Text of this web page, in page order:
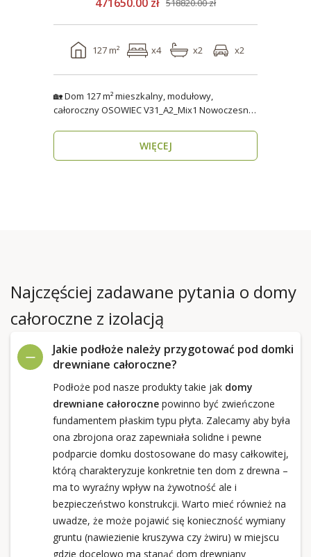
518820.00 zł
127 m² x4 x2 x2
🏡 Dom 127 m² mieszkalny, modułowy,
całoroczny OSOWIEC V31_A2_Mix1 Nowoczesny,
WIĘCEJ
Najczęściej zadawane pytania o domy
całoroczne z izolacją
Jakie podłoże należy przygotować pod domki
drewniane całoroczne?
Podłoże pod nasze produkty takie jak domy
drewniane całorocznepowinno być zwieńczone
fundamentem płaskim typu płyta. Zalecamy aby była
ona zbrojona oraz zapewniała solidne i pewne
podparcie domku dostosowane do masy całkowitej,
którą charakteryzuje konkretnie ten dom z drewna –
ma to wyraźny wpływ na żywotność ale i
bezpieczeństwo konstrukcji. Warto mieć również na
uwadze, że może pojawić się konieczność wymiany
gruntu (nawiezienie kruszywa czy żwiru) w miejscu
gdzie docelowo ma stanąć dom drewniany